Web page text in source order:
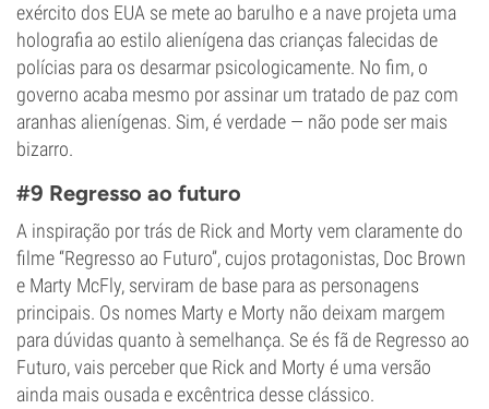
exército dos EUA se mete ao barulho e a nave projeta uma
holografia ao estilo alienígena das crianças falecidas de
polícias para os desarmar psicologicamente. No fim, o
governo acaba mesmo por assinar um tratado de paz com
aranhas alienígenas. Sim, é verdade — não pode ser mais
bizarro.
#9 Regresso ao futuro
A inspiração por trás de Rick and Morty vem claramente do
filme “Regresso ao Futuro”, cujos protagonistas, Doc Brown
e Marty McFly, serviram de base para as personagens
principais. Os nomes Marty e Morty não deixam margem
para dúvidas quanto à semelhança. Se és fã de Regresso ao
Futuro, vais perceber que Rick and Morty é uma versão
ainda mais ousada e excêntrica desse clássico.